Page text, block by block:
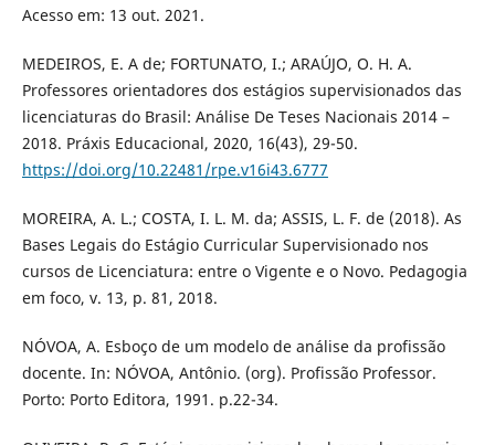
Acesso em: 13 out. 2021.
MEDEIROS, E. A de; FORTUNATO, I.; ARAÚJO, O. H. A.
Professores orientadores dos estágios supervisionados das
licenciaturas do Brasil: Análise De Teses Nacionais 2014 –
2018. Práxis Educacional, 2020, 16(43), 29-50.
https://doi.org/10.22481/rpe.v16i43.6777
MOREIRA, A. L.; COSTA, I. L. M. da; ASSIS, L. F. de (2018). As
Bases Legais do Estágio Curricular Supervisionado nos
cursos de Licenciatura: entre o Vigente e o Novo. Pedagogia
em foco, v. 13, p. 81, 2018.
NÓVOA, A. Esboço de um modelo de análise da profissão
docente. In: NÓVOA, Antônio. (org). Profissão Professor.
Porto: Porto Editora, 1991. p.22-34.